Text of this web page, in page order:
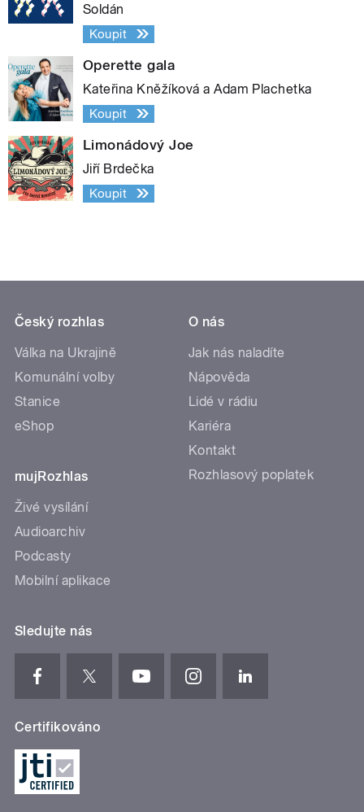
Soldán
Koupit
Operette gala
Kateřina Kněžíková a Adam Plachetka
Koupit
Limonádový Joe
Jiří Brdečka
Koupit
Český rozhlas
Válka na Ukrajině
Komunální volby
Stanice
eShop
mujRozhlas
Živé vysílání
Audioarchiv
Podcasty
Mobilní aplikace
O nás
Jak nás naladíte
Nápověda
Lidé v rádiu
Kariéra
Kontakt
Rozhlasový poplatek
Sledujte nás
Certifikováno